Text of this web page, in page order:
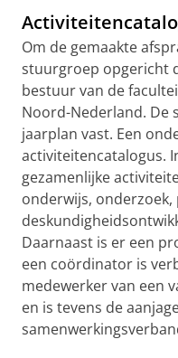
Om de gemaakte
stuurgroep opgericht
bestuur van de
Noord-Nederland. De
jaarplan vast. Een
activiteitencatalogus.
gezamenlijke
onderwijs, onderzoek,
Daarnaast is er een
een coördinator is
medewerker van een
en is tevens de